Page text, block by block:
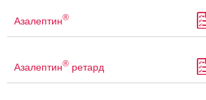
Азалептин®
Азалептин® ретард